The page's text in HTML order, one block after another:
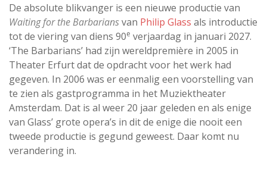
De absolute blikvanger is een nieuwe productie van
Waiting for the Barbariansvan Philip Glass als introductie
tot de viering van diens 90e verjaardag in januari 2027.
‘The Barbarians’ had zijn wereldpremière in 2005 in
Theater Erfurt dat de opdracht voor het werk had
gegeven. In 2006 was er eenmalig een voorstelling van
te zien als gastprogramma in het Muziektheater
Amsterdam. Dat is al weer 20 jaar geleden en als enige
van Glass’ grote opera’s in dit de enige die nooit een
tweede productie is gegund geweest. Daar komt nu
verandering in.